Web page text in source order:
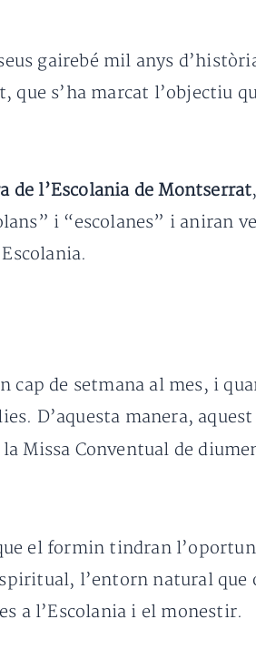
gairebé mil anys
s’ha marcat l’objectiu
de l’Escolania de Montserrat
i “escolanes” i aniran
cap de setmana al mes, i
D’aquesta manera,
Missa Conventual de
el formin tindran
l’entorn natural
a l’Escolania i el monestir.